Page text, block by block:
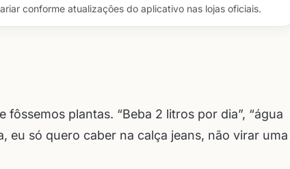
conforme atualizações do aplicativo nas lojas oficiais.
plantas. “Beba 2 litros por dia”, “água
eu só quero caber na calça jeans, não virar uma